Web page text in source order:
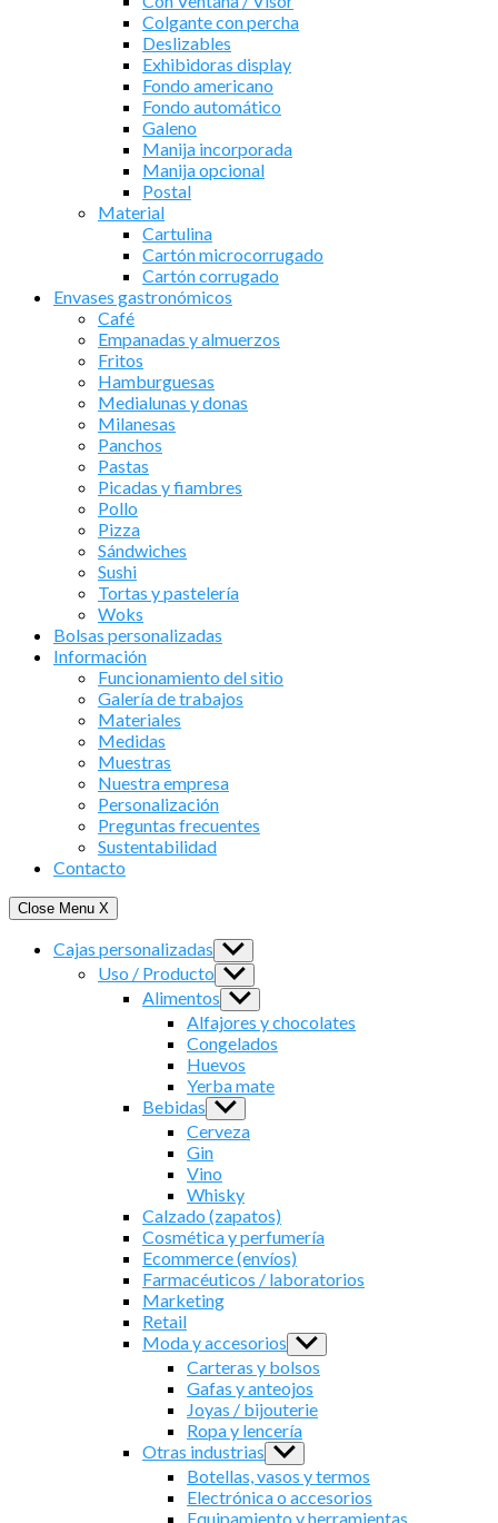
Colgante con percha
Deslizables
Exhibidoras display
Fondo americano
Fondo automático
Galeno
Manija incorporada
Manija opcional
Postal
Material
Cartulina
Cartón microcorrugado
Cartón corrugado
Envases gastronómicos
Café
Empanadas y almuerzos
Fritos
Hamburguesas
Medialunas y donas
Milanesas
Panchos
Pastas
Picadas y fiambres
Pollo
Pizza
Sándwiches
Sushi
Tortas y pastelería
Woks
Bolsas personalizadas
Información
Funcionamiento del sitio
Galería de trabajos
Materiales
Medidas
Muestras
Nuestra empresa
Personalización
Preguntas frecuentes
Sustentabilidad
Contacto
Close Menu X
Cajas personalizadas Show
sub
menu
Uso / Producto Show
sub
menu
Alimentos Show
sub
menu
Alfajores y chocolates
Congelados
Huevos
Yerba mate
Bebidas Show
sub
menu
Cerveza
Gin
Vino
Whisky
Calzado (zapatos)
Cosmética y perfumería
Ecommerce (envíos)
Farmacéuticos / laboratorios
Marketing
Retail
Moda y accesorios Show
sub
menu
Carteras y bolsos
Gafas y anteojos
Joyas / bijouterie
Ropa y lencería
Otras industrias Show
sub
menu
Botellas, vasos y termos
Electrónica o accesorios
Equipamiento y herramientas